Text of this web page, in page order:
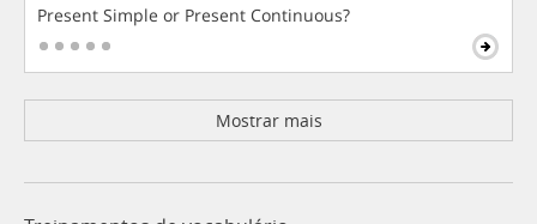
Present Simple or Present Continuous?
Mostrar mais